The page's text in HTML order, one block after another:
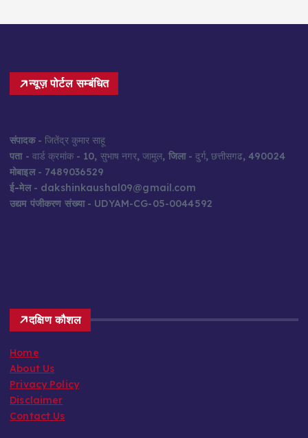
न्यूज़ पोर्टल सम्बंधित
संपादक- जितेंद्र कुमार साहू
पता- वार्ड क्रमांक - 10, सुभाष नगर, जामुल, जिला- दुर्ग, छत्तीसगढ, 490024
मोबाइल- 7489036529
ई-मेल- dakshinkaushal09@gmail.com
उद्यम पंजीकरण संख्या- UDYAM-CG-05-0044592
दक्षिण कौशल
Home
About Us
Privacy Policy
Disclaimer
Contact Us